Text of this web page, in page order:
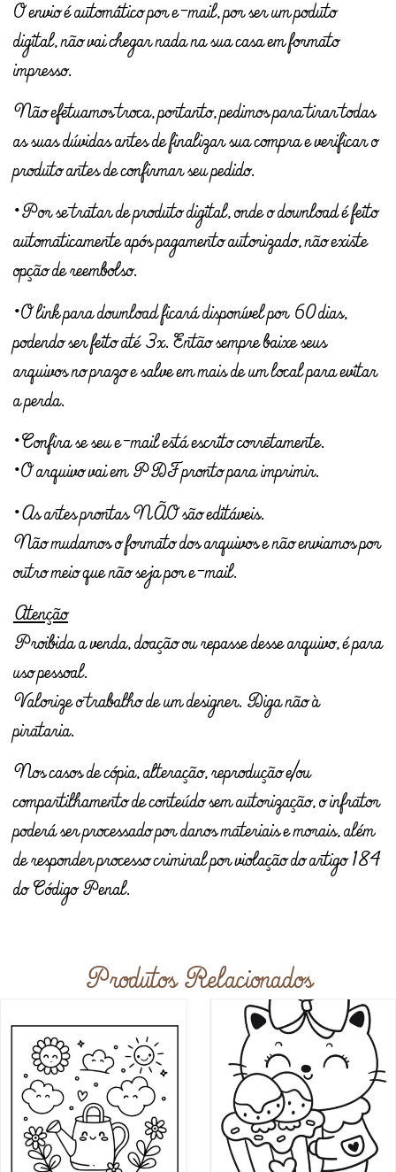
O envio é automático por e-mail, por ser um poduto
digital, não vai chegar nada na sua casa em formato
impresso.
Não efetuamos troca, portanto, pedimos para tirar todas
as suas dúvidas antes de finalizar sua compra e verificar o
produto antes de confirmar seu pedido.
• Por se tratar de produto digital, onde o download é feito
automaticamente após pagamento autorizado, não existe
opção de reembolso.
• O link para download ficará disponível por 60 dias,
podendo ser feito até 3x. Então sempre baixe seus
arquivos no prazo e salve em mais de um local para evitar
a perda.
• Confira se seu e-mail está escrito corretamente.
• O arquivo vai em PDF pronto para imprimir.
• As artes prontas NÃO são editáveis.
Não mudamos o formato dos arquivos e não enviamos por
outro meio que não seja por e-mail.
Atenção
Proibida a venda, doação ou repasse desse arquivo, é para
uso pessoal.
Valorize o trabalho de um designer. Diga não à
pirataria.
Nos casos de cópia, alteração, reprodução e/ou
compartilhamento de conteúdo sem autorização, o infrator
poderá ser processado por danos materiais e morais, além
de responder processo criminal por violação do artigo 184
do Código Penal.
Produtos Relacionados